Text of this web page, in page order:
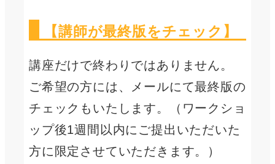
【講師が最終版をチェック】
講座だけで終わりではありません。
ご希望の方には、メールにて最終版の
チェックもいたします。（ワークショ
ップ後1週間以内にご提出いただいた
方に限定させていただきます。）